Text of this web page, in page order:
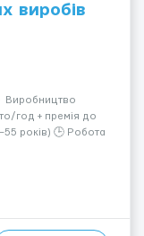
виробів
Виробництво
год + премія до
років) 🕒 Робота